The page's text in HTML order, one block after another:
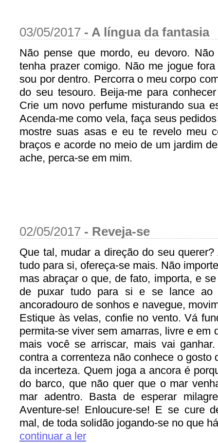
03/05/2017 - A língua da fantasia
Não pense que mordo, eu devoro.
tenha prazer comigo. Não me jogue
sou por dentro. Percorra o meu corpo
do seu tesouro. Beija-me para
Crie um novo perfume misturando sua
Acenda-me como vela, faça seus
mostre suas asas e eu te revelo meu
braços e acorde no meio de um jardim
ache, perca-se em mim.
02/05/2017 - Reveja-se
Que tal, mudar a direção do seu
tudo para si, ofereça-se mais. Não
mas abraçar o que, de fato, importa, e
de puxar tudo para si e se lance ao
ancoradouro de sonhos e navegue,
Estique às velas, confie no vento. Vá
permita-se viver sem amarras, livre e em
mais você se arriscar, mais vai
contra a correnteza não conhece o gosto
da incerteza. Quem joga a ancora é
do barco, que não quer que o mar
mar adentro. Basta de esperar
Aventure-se! Enloucure-se! E se cure
mal, de toda solidão jogando-se no que
continuar a ler